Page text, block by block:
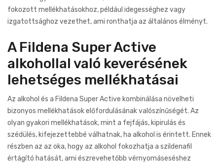
fokozott mellékhatásokhoz, például idegességhez vagy
izgatottsághoz vezethet, ami ronthatja az általános élményt.
A Fildena Super Active
alkohollal való keverésének
lehetséges mellékhatásai
Az alkohol és a Fildena Super Active kombinálása növelheti
bizonyos mellékhatások előfordulásának valószínűségét. Az
olyan gyakori mellékhatások, mint a fejfájás, kipirulás és
szédülés, kifejezettebbé válhatnak, ha alkohol is érintett. Ennek
részben az az oka, hogy az alkohol fokozhatja a szildenafil
értágító hatását, ami észrevehetőbb vérnyomáseséshez